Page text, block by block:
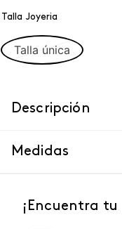
Talla Joyeria
Talla única
Descripción
Medidas
¡Encuentra